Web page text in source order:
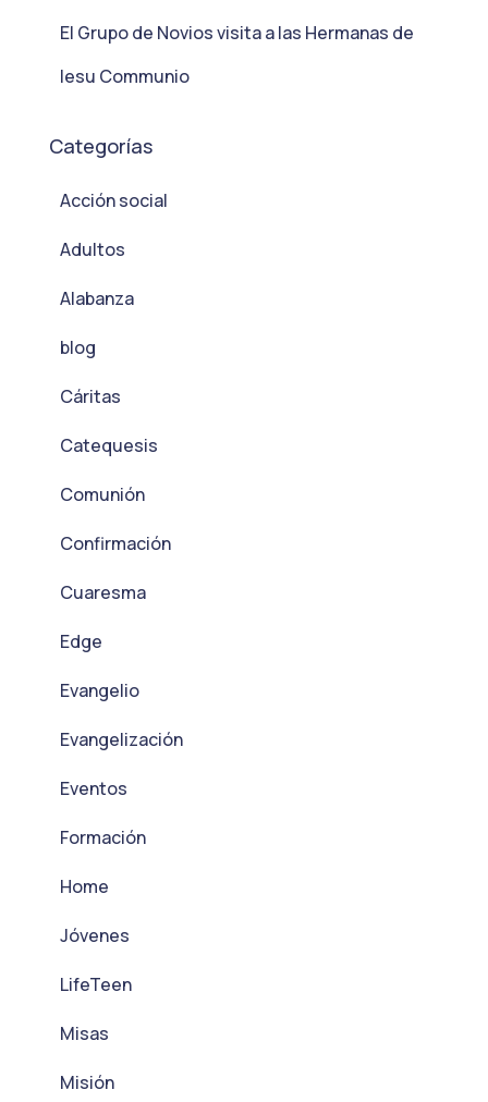
El Grupo de Novios visita a las Hermanas de
Iesu Communio
Categorías
Acción social
Adultos
Alabanza
blog
Cáritas
Catequesis
Comunión
Confirmación
Cuaresma
Edge
Evangelio
Evangelización
Eventos
Formación
Home
Jóvenes
LifeTeen
Misas
Misión